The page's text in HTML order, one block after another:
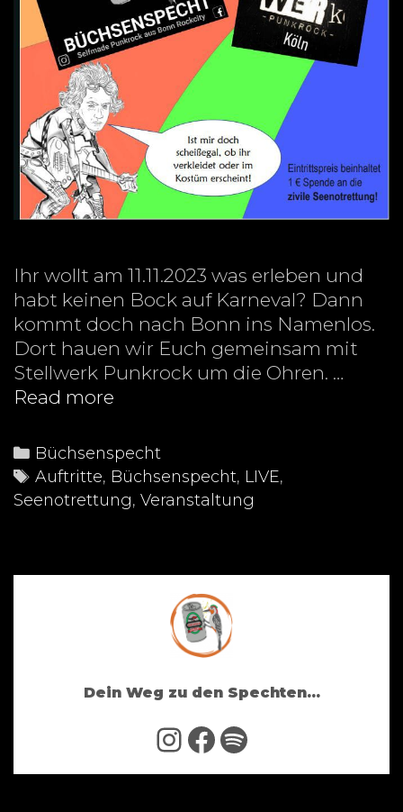
Ihr wollt am 11.11.2023 was erleben und
habt keinen Bock auf Karneval? Dann
kommt doch nach Bonn ins Namenlos.
Dort hauen wir Euch gemeinsam mit
Stellwerk Punkrock um die Ohren. …
Read more
11.11.23
im
Namenlos
Categories
Büchsenspecht
Tags
Auftritte, Büchsenspecht, LIVE,
Seenotrettung, Veranstaltung
Dein Weg zu den Spechten...
InstagramFacebook Spotify